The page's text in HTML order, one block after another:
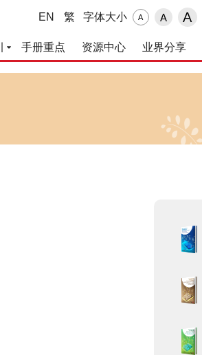
EN 繁 字体大小 A A A
手册重点 资源中心 业界分享